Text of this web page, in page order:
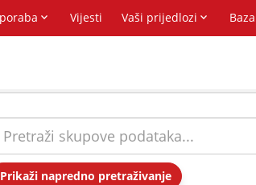
Prikaži napredno pretraživanje